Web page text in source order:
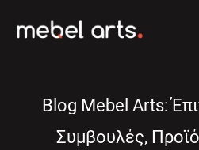
Blog Mebel Arts:
Συμβουλές,